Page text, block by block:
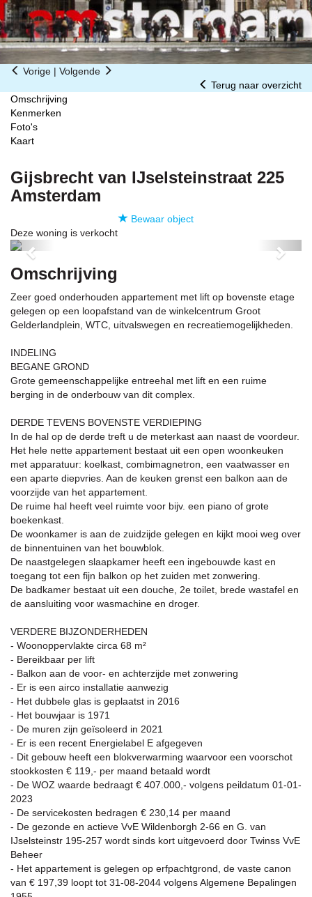
Vorige | Volgende
Terug naar overzicht
Omschrijving
Kenmerken
Foto's
Kaart
Gijsbrecht van IJselsteinstraat 225
Amsterdam
Bewaar object
Deze woning is verkocht
Previous Next
Omschrijving
Zeer goed onderhouden appartement met lift op bovenste etage
gelegen op een loopafstand van de winkelcentrum Groot
Gelderlandplein, WTC, uitvalswegen en recreatiemogelijkheden.
INDELING
BEGANE GROND
Grote gemeenschappelijke entreehal met lift en een ruime
berging in de onderbouw van dit complex.
DERDE TEVENS BOVENSTE VERDIEPING
In de hal op de derde treft u de meterkast aan naast de voordeur.
Het hele nette appartement bestaat uit een open woonkeuken
met apparatuur: koelkast, combimagnetron, een vaatwasser en
een aparte diepvries. Aan de keuken grenst een balkon aan de
voorzijde van het appartement.
De ruime hal heeft veel ruimte voor bijv. een piano of grote
boekenkast.
De woonkamer is aan de zuidzijde gelegen en kijkt mooi weg over
de binnentuinen van het bouwblok.
De naastgelegen slaapkamer heeft een ingebouwde kast en
toegang tot een fijn balkon op het zuiden met zonwering.
De badkamer bestaat uit een douche, 2e toilet, brede wastafel en
de aansluiting voor wasmachine en droger.
VERDERE BIJZONDERHEDEN
- Woonoppervlakte circa 68 m²
- Bereikbaar per lift
- Balkon aan de voor- en achterzijde met zonwering
- Er is een airco installatie aanwezig
- Het dubbele glas is geplaatst in 2016
- Het bouwjaar is 1971
- De muren zijn geïsoleerd in 2021
- Er is een recent Energielabel E afgegeven
- Dit gebouw heeft een blokverwarming waarvoor een voorschot
stookkosten € 119,- per maand betaald wordt
- De WOZ waarde bedraagt € 407.000,- volgens peildatum 01-01-
2023
- De servicekosten bedragen € 230,14 per maand
- De gezonde en actieve VvE Wildenborgh 2-66 en G. van
IJselsteinstr 195-257 wordt sinds kort uitgevoerd door Twinss VvE
Beheer
- Het appartement is gelegen op erfpachtgrond, de vaste canon
van € 197,39 loopt tot 31-08-2044 volgens Algemene Bepalingen